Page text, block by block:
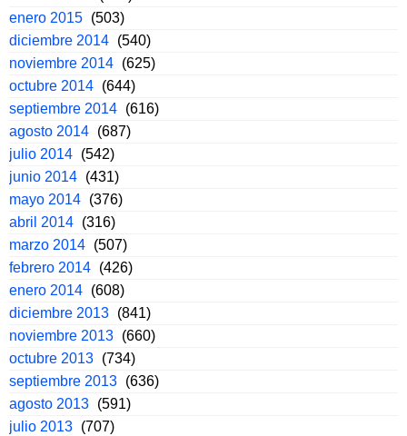
enero 2015 (503)
diciembre 2014 (540)
noviembre 2014 (625)
octubre 2014 (644)
septiembre 2014 (616)
agosto 2014 (687)
julio 2014 (542)
junio 2014 (431)
mayo 2014 (376)
abril 2014 (316)
marzo 2014 (507)
febrero 2014 (426)
enero 2014 (608)
diciembre 2013 (841)
noviembre 2013 (660)
octubre 2013 (734)
septiembre 2013 (636)
agosto 2013 (591)
julio 2013 (707)